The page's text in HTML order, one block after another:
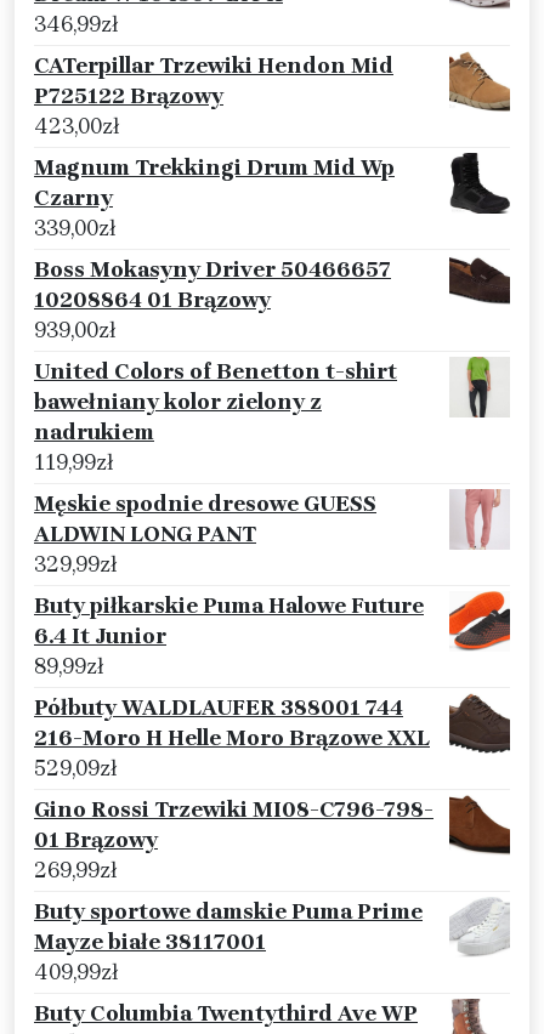
346,99zł
CATerpillar Trzewiki Hendon Mid
P725122 Brązowy
423,00zł
Magnum Trekkingi Drum Mid Wp
Czarny
339,00zł
Boss Mokasyny Driver 50466657
10208864 01 Brązowy
939,00zł
United Colors of Benetton t-shirt
bawełniany kolor zielony z
nadrukiem
119,99zł
Męskie spodnie dresowe GUESS
ALDWIN LONG PANT
329,99zł
Buty piłkarskie Puma Halowe Future
6.4 It Junior
89,99zł
Półbuty WALDLAUFER 388001 744
216-Moro H Helle Moro Brązowe XXL
529,09zł
Gino Rossi Trzewiki MI08-C796-798-
01 Brązowy
269,99zł
Buty sportowe damskie Puma Prime
Mayze białe 38117001
409,99zł
Buty Columbia Twentythird Ave WP